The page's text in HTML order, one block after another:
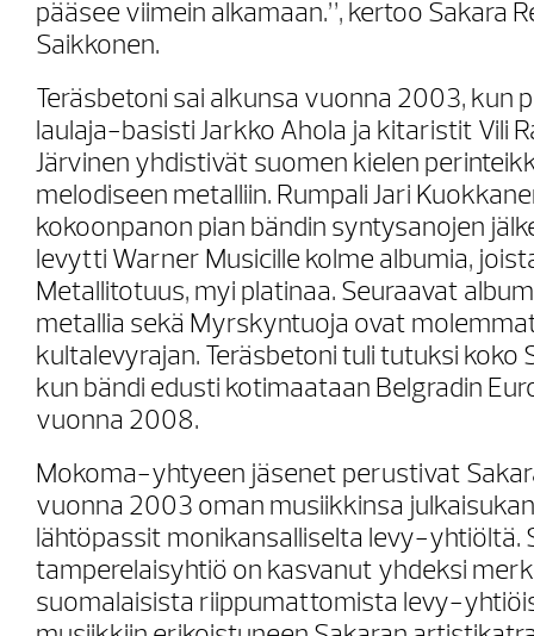
pääsee viimein alkamaan.”, kertoo Sakara
Saikkonen.
Teräsbetoni sai alkunsa vuonna 2003, kun
laulaja-basisti Jarkko Ahola ja kitaristit Vili
Järvinen yhdistivät suomen kielen
melodiseen metalliin. Rumpali Jari
kokoonpanon pian bändin syntysanojen
levytti Warner Musicille kolme albumia,
Metallitotuus, myi platinaa. Seuraavat
metallia sekä Myrskyntuoja ovat
kultalevyrajan. Teräsbetoni tuli tutuksi koko
kun bändi edusti kotimaataan Belgradin
vuonna 2008.
Mokoma-yhtyeen jäsenet perustivat
vuonna 2003 oman musiikkinsa
lähtöpassit monikansalliselta levy-yhtiöltä.
tamperelaisyhtiö on kasvanut yhdeksi
suomalaisista riippumattomista levy-